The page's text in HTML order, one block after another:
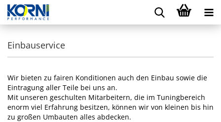
Einbauservice
Wir bieten zu fairen Konditionen auch den Einbau sowie die
Eintragung aller Teile bei uns an.
Mit unseren geschulten Mitarbeitern, die im Tuningbereich
enorm viel Erfahrung besitzen, können wir von kleinen bis hin
zu großen Umbauten alles abdecken.